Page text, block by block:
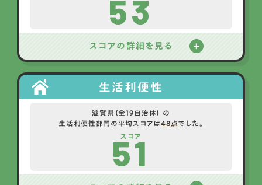
53
スコアの詳細を見る
生活利便性
滋賀県（全19自治体） の
生活利便性部門の平均スコアは48点でした。
スコア
51